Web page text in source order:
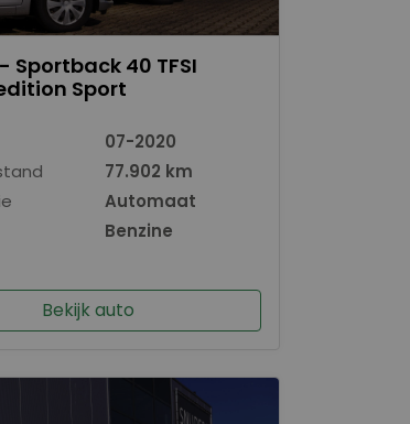
Sportback 40 TFSI
Sport
07-2020
77.902 km
Automaat
Benzine
Bekijk auto